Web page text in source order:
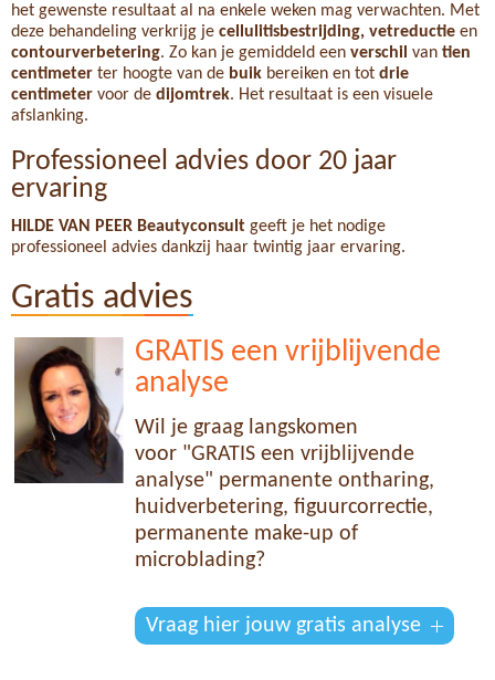
het gewenste resultaat al na enkele weken mag verwachten. Met
deze behandeling verkrijg je cellulitisbestrijding, vetreductie en
contourverbetering. Zo kan je gemiddeld een verschil van tien
centimeter ter hoogte van de buik bereiken en tot drie
centimeter voor de dijomtrek. Het resultaat is een visuele
afslanking.
Professioneel advies door 20 jaar
ervaring
HILDE VAN PEER Beautyconsult geeft je het nodige
professioneel advies dankzij haar twintig jaar ervaring.
Gratis advies
GRATIS een vrijblijvende
analyse
Wil je graag langskomen
voor "GRATIS een vrijblijvende
analyse" permanente ontharing,
huidverbetering, figuurcorrectie,
permanente make-up of
microblading?
Vraag hier jouw gratis analyse